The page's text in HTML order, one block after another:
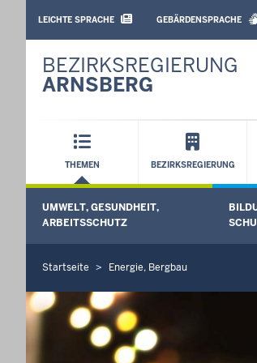
SPRACHEN
LEICHTE SPRACHE GEBÄRDENSPRACHE
BEZIRKSREGIERUNG
ARNSBERG
Hauptmenü
THEMEN BEZIRKSREGIERUNG
UMWELT, GESUNDHEIT,
ARBEITSSCHUTZ
S
i
e
Startseite Energie, Bergbau